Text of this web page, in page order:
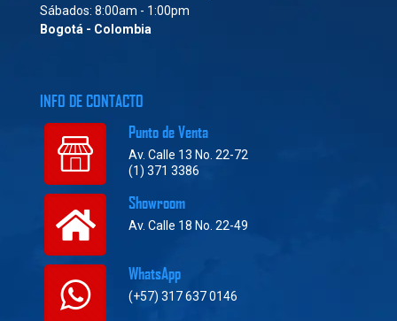
Sábados: 8:00am - 1:00pm
Bogotá - Colombia
INFO DE CONTACTO
Punto de Venta
Av. Calle 13 No. 22-72
(1) 371 3386
Showroom
Av. Calle 18 No. 22-49
WhatsApp
(+57) 317 637 0146